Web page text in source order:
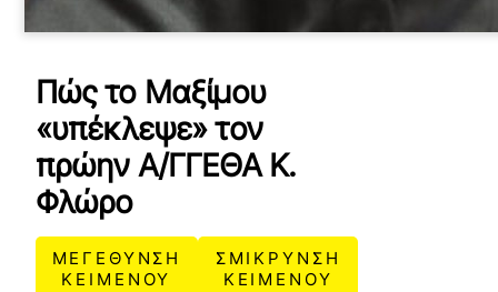
Πώς το Μαξίμου
«υπέκλεψε» τον
πρώην Α/ΓΓΕΘΑ Κ.
Φλώρο
ΜΕΓΕΘΥΝΣΗ
ΚΕΙΜΕΝΟΥ
ΣΜΙΚΡΥΝΣΗ
ΚΕΙΜΕΝΟΥ